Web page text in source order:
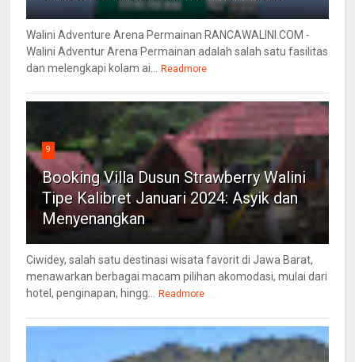
Walini Adventure Arena Permainan RANCAWALINI.COM -
Walini Adventur Arena Permainan adalah salah satu fasilitas
dan melengkapi kolam ai...
Readmore
9
Booking Villa Dusun Strawberry Walini
Tipe Kalibret Januari 2024: Asyik dan
Menyenangkan
Ciwidey, salah satu destinasi wisata favorit di Jawa Barat,
menawarkan berbagai macam pilihan akomodasi, mulai dari
hotel, penginapan, hingg...
Readmore